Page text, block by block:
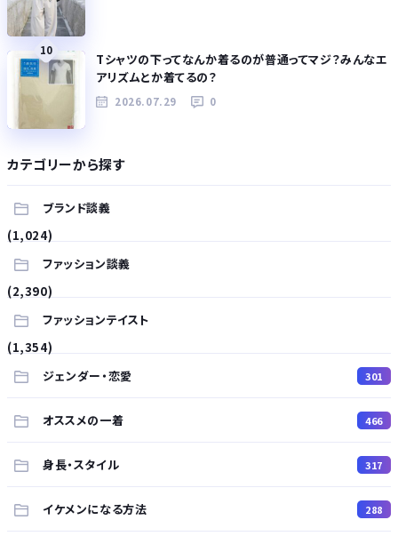
10
Tシャツの下ってなんか着るのが普通ってマジ？みんなエ
アリズムとか着てるの？
2026.07.29 0
カテゴリーから探す
ブランド談義
(1,024)
ファッション談義
(2,390)
ファッションテイスト
(1,354)
ジェンダー・恋愛
301
オススメの一着 466
身長・スタイル 317
イケメンになる方法 288